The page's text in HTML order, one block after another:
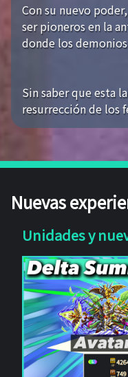
Con su nuevo
ser pioneros en la
donde los
Sin saber que esta
resurrección de los
Nuevas
Unidades y